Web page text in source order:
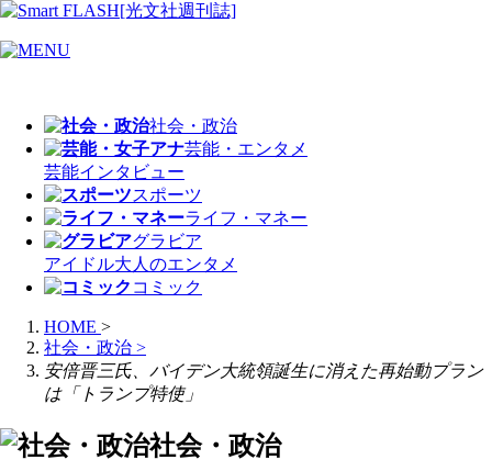
社会・政治
芸能・エンタメ
芸能インタビュー
スポーツ
ライフ・マネー
グラビア
アイドル大人のエンタメ
コミック
HOME >
社会・政治 >
安倍晋三氏、バイデン大統領誕生に消えた再始動プラン
は「トランプ特使」
社会・政治